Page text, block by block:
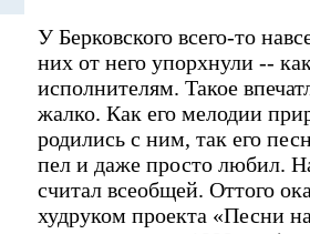
У Берковского всего-то
них от него упорхнули --
исполнителям. Такое
жалко. Как его мелодии
родились с ним, так его
пел и даже просто любил.
считал всеобщей. Оттого
худруком проекта «Песни